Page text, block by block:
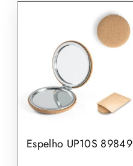
Espelho UP10S 89849